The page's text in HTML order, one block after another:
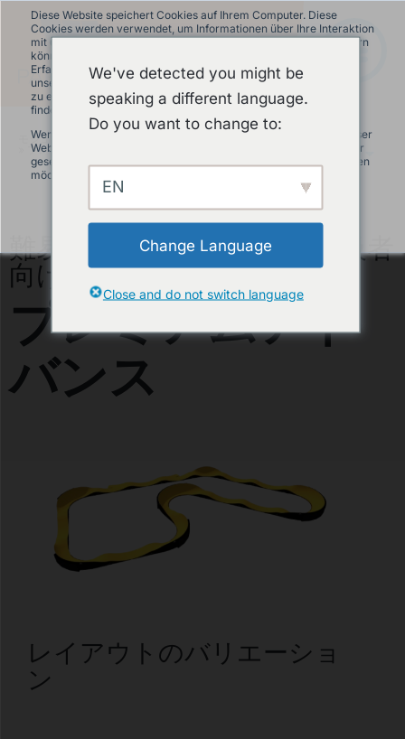
Diese Website speichert Cookies auf Ihrem Computer. Diese
Cookies werden verwendet, um Informationen über Ihre Interaktion
mit unserer Website zu erfassen und damit wir uns an Sie erinnern
können. Wir nutzen diese Informationen, um Ihre Website-
Erfahrung zu optimieren und um Analysen und Kennzahlen über
unsere Besucher auf dieser Website und anderen Medien-Seiten
zu erstellen. Mehr Infos über die von uns eingesetzten Cookies
finden Sie in unserer Datenschutzrichtlinie.
Wenn Sie ablehnen, werden Ihre Informationen beim Besuch dieser
Website nicht erfasst. Ein einzelnes Cookie wird in Ihrem Browser
gesetzt, um daran zu erinnern, dass Sie nicht nachverfolgt werden
möchten.
モジュラーパンプトラック
プレミアムアドバンス
難易度高いレイアウト。上級者
向けです。
プレミアムアド
バンス
レイアウトのバリエーショ
ン
We've detected you might be
speaking a different language.
Do you want to change to:
EN
Change Language
Close and do not switch language